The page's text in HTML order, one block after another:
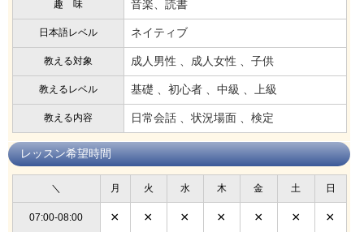
趣 味 音楽、読書
日本語レベル ネイティブ
教える対象 成人男性 、成人女性 、子供
教えるレベル 基礎 、初心者 、中級 、上級
教える内容 日常会話 、状況場面 、検定
レッスン希望時間
＼ 月 火 水 木 金 土 日
07:00-08:00 × × × × × × ×